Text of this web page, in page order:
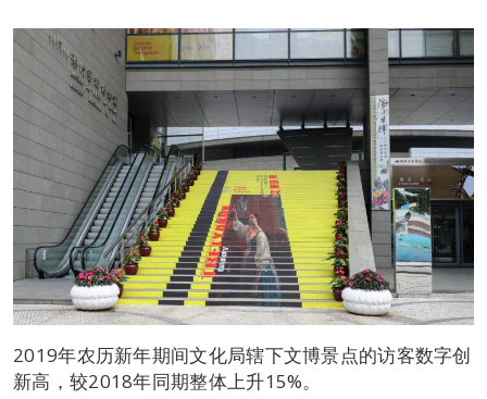
2019年农历新年期间文化局辖下文博景点的访客数字创
新高，较2018年同期整体上升15%。